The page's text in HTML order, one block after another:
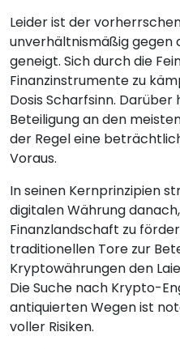
Leider ist der
unverhältnismäßig gegen
geneigt. Sich durch die
Finanzinstrumente zu
Dosis Scharfsinn.
Beteiligung an den
der Regel eine
Voraus.
In seinen Kernprinzipien
digitalen Währung
Finanzlandschaft zu
traditionellen Tore zur
Kryptowährungen den
Die Suche nach Krypto-
antiquierten Wegen ist
voller Risiken.